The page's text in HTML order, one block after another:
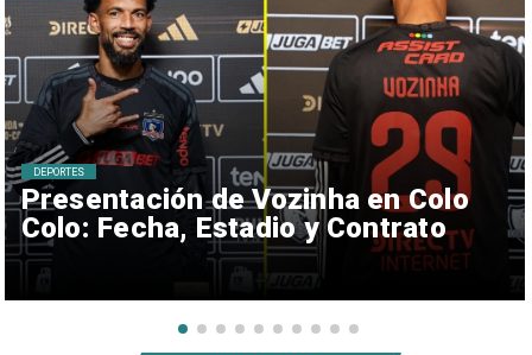
Presentación de Vozinha en Colo
Colo: Fecha, Estadio y Contrato
DEPORTES